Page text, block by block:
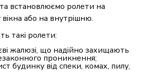
встановлюємо ролети на
або на внутрішню.
такі ролети:
жалюзі, що надійно захищають
проникнення;
будинку від спеки, комах, пилу,